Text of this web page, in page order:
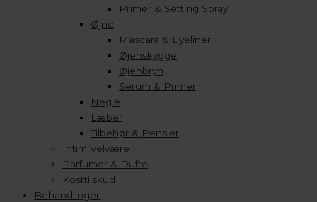
Primer & Setting Spray
Øjne
Mascara & Eyeliner
Øjenskygge
Øjenbryn
Serum & Primer
Negle
Læber
Tilbehør & Pensler
Intim Velvære
Parfumer & Dufte
Kosttilskud
Behandlinger